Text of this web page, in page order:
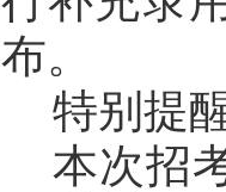
布。
特别提
本次招